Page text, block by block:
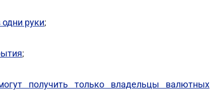
руки;
;
получить только владельцы валютных